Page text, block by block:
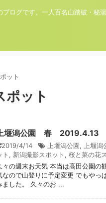
ブログです。一人百名山踏破・秘湯
ット
ポット
堰潟公園 春 2019.4.13
2019/4/14 上堰潟公園, 上堰
ト , 新潟撮影スポット , 桜と菜の花
々の週末お天気 本当は高田公園の
なので山登りに予定変更 でもやっ
ました。 久々のお ...